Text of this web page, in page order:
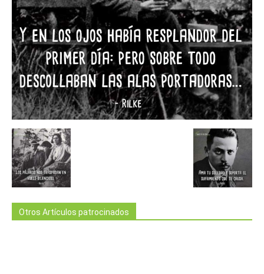
Otros Artículos patrocinados